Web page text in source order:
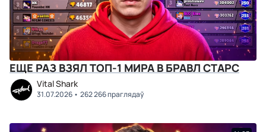
ЕЩЕ РАЗ ВЗЯЛ ТОП-1 МИРА В БРАВЛ СТАРС
Vital Shark
31.07.2026 262 266 праглядаў